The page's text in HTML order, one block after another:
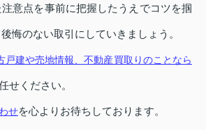
意点を事前に把握したうえでコツを掴
悔のない取引にしていきましょう。
戸建や売地情報、不動産買取りのことなら
せください。
せを心よりお待ちしております。